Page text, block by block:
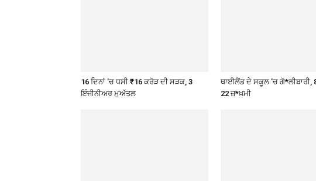
16 ਦਿਨਾਂ ’ਚ ਧਸੀ ₹16 ਕਰੋੜ ਦੀ ਸੜਕ, 3
ਇੰਜੀਨੀਅਰ ਮੁਅੱਤਲ
ਥਾਈਲੈਂਡ ਦੇ ਸਕੂਲ ’ਚ ਗੋ*ਲੀਬਾਰੀ,
22 ਜ਼*ਖ਼ਮੀ